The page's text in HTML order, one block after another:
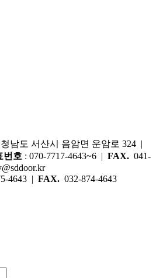
남도 서산시 음암면 운암로 324 |
번호 : 070-7717-4643~6 | FAX. 041-
4643 | FAX. 032-874-4643